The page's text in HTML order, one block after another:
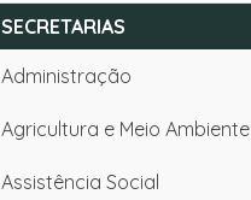
SECRETARIAS
Administração
Agricultura e Meio Ambiente
Assistência Social